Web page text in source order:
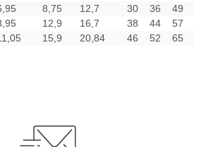
8,75 12,7 30 36
49
12,9 16,7 38 44
57
15,9 20,84 46 52 65